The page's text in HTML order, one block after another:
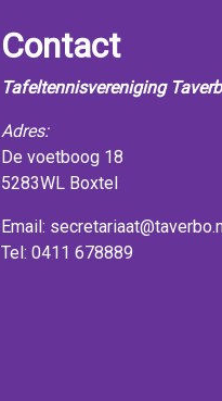
Contact
Tafeltennisvereniging
Adres:
De voetboog 18
5283WL Boxtel
Email:
Tel: 0411 678889